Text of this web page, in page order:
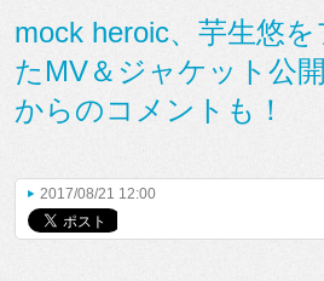
mock heroic、芋生悠
たMV＆ジャケット公
からのコメントも！
2017/08/21 12:00